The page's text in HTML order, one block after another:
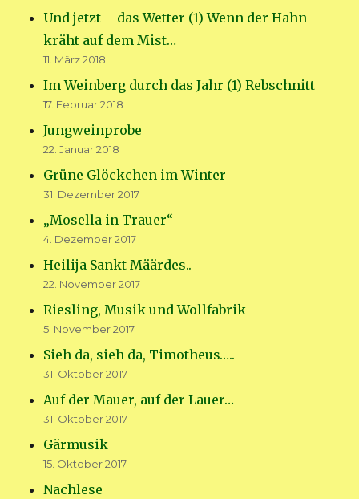
Und jetzt – das Wetter (1) Wenn der Hahn
kräht auf dem Mist…
11. März 2018
Im Weinberg durch das Jahr (1) Rebschnitt
17. Februar 2018
Jungweinprobe
22. Januar 2018
Grüne Glöckchen im Winter
31. Dezember 2017
„Mosella in Trauer“
4. Dezember 2017
Heilija Sankt Määrdes..
22. November 2017
Riesling, Musik und Wollfabrik
5. November 2017
Sieh da, sieh da, Timotheus…..
31. Oktober 2017
Auf der Mauer, auf der Lauer…
31. Oktober 2017
Gärmusik
15. Oktober 2017
Nachlese